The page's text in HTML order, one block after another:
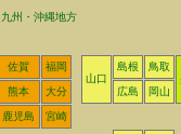
九州・沖縄地方
佐賀
福岡
山口
島根
鳥取
熊本
大分 広島 岡山
鹿児島 宮崎